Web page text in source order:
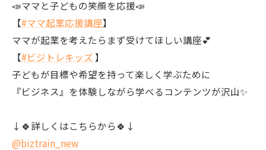
📣ママと子どもの笑顔を応援📣
【#ママ起業応援講座】
ママが起業を考えたらまず受けてほしい講座💕
【#ビジトレキッズ】
子どもが目標や希望を持って楽しく学ぶために
『ビジネス』を体験しながら学べるコンテンツが沢山✨
↓🍀詳しくはこちらから🍀↓
@biztrain_new